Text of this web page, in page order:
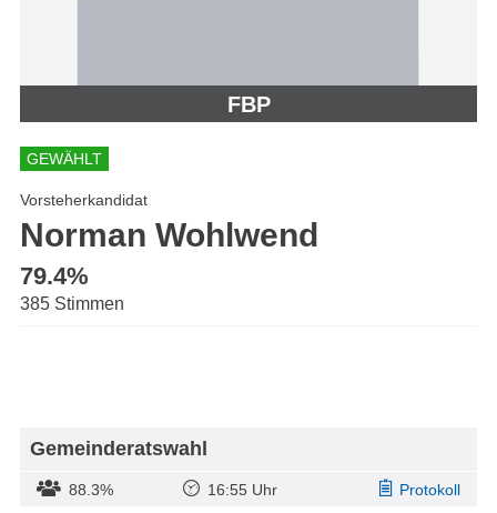
FBP
GEWÄHLT
Vorsteherkandidat
Norman Wohlwend
79.4%
385 Stimmen
Gemeinderatswahl
88.3% 16:55 Uhr Protokoll